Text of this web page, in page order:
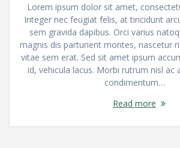
Lorem ipsum dolor sit amet,
Integer nec feugiat felis, at tincidunt
sem gravida dapibus. Orci varius
magnis dis parturient montes, nascetur
vitae sem erat. Sed sit amet ipsum
id, vehicula lacus. Morbi rutrum nisl ac
condimentum…
Read more